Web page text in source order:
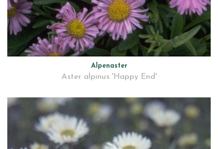
Alpenaster
Aster alpinus 'Happy End'